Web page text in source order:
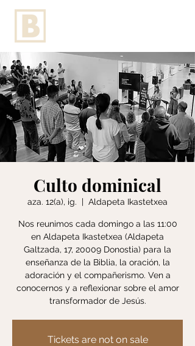
Culto dominical
aza. 12(a), ig.
  |
Aldapeta Ikastetxea
Nos reunimos cada domingo a las 11:00
en Aldapeta Ikastetxea (Aldapeta
Galtzada, 17, 20009 Donostia) para la
enseñanza de la Biblia, la oración, la
adoración y el compañerismo. Ven a
conocernos y a reflexionar sobre el amor
transformador de Jesús.
Tickets are not on sale